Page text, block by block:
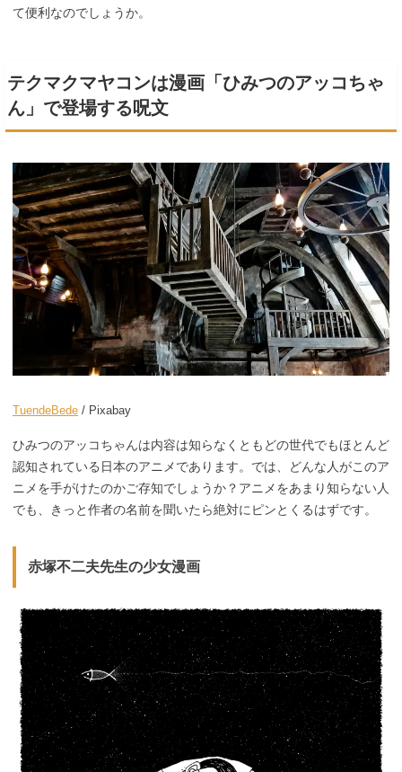
て便利なのでしょうか。
テクマクマヤコンは漫画「ひみつのアッコちゃ
ん」で登場する呪文
TuendeBede / Pixabay
ひみつのアッコちゃんは内容は知らなくともどの世代でもほとんど
認知されている日本のアニメであります。では、どんな人がこのア
ニメを手がけたのかご存知でしょうか？アニメをあまり知らない人
でも、きっと作者の名前を聞いたら絶対にピンとくるはずです。
赤塚不二夫先生の少女漫画